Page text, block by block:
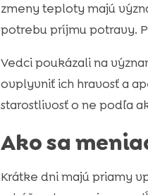
zmeny teploty majú
potrebu príjmu potravy.
Vedci poukázali na
ovplyvniť ich hravosť a
starostlivosť o ne podľa
Ako sa
Krátke dni majú priamy